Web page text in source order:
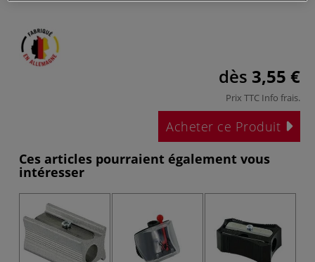
dès 3,55 €
Prix TTC Info frais.
Acheter ce Produit
Ces articles pourraient également vous
intéresser